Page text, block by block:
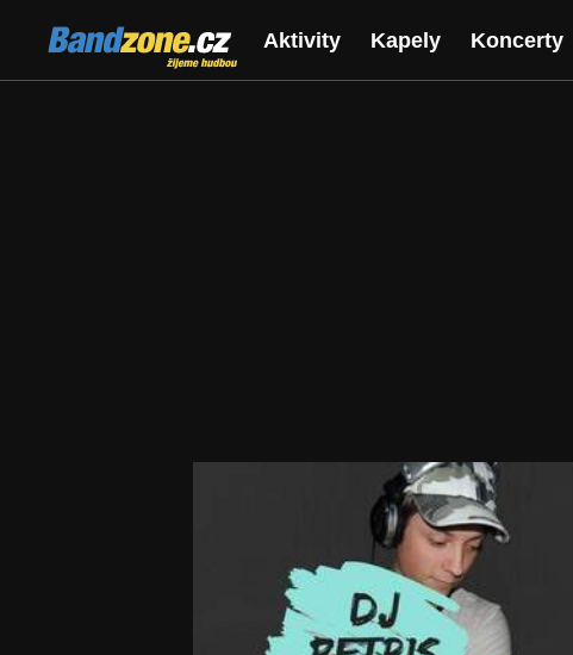
Bandzone.cz
žijeme hudbou
Aktivity Kapely Koncerty